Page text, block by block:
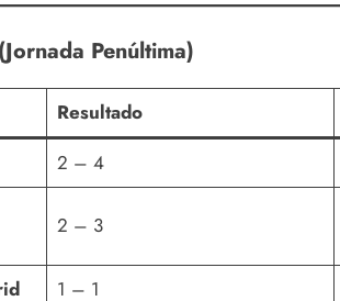
Penúltima)
Resultado
2 – 4
2 – 3
1 – 1